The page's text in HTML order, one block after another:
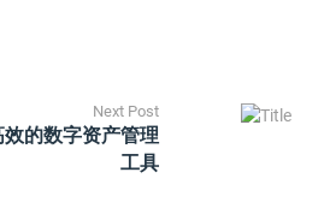
Next Post
的数字资产管理
工具